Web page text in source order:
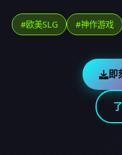
#欧美SLG #神作游戏
即